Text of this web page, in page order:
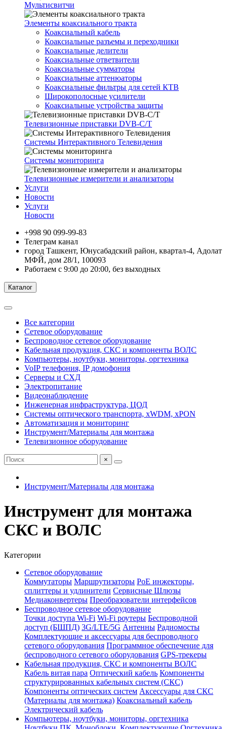
Мультисвитчи
Элементы коаксиального тракта
Коаксиальный кабель
Коаксиальные разъемы и переходники
Коаксиальные делители
Коаксиальные ответвители
Коаксиальные сумматоры
Коаксиальные аттенюаторы
Коаксиальные фильтры для сетей КТВ
Широкополосные усилители
Коаксиальные устройства защиты
Телевизионные приставки DVB-C/T
Системы Интерактивного Телевидения
Системы мониторинга
Телевизионные измерители и анализаторы
Услуги
Новости
Услуги
Новости
+998 90 099-99-83
Телеграм канал
город Ташкент, Юнусабадский район, квартал-4, Адолат
МФЙ, дом 28/1, 100093
Работаем с 9:00 до 20:00, без выходных
Каталог
Все категории
Сетевое оборудование
Беспроводное сетевое оборудование
Кабельная продукция, СКС и компоненты ВОЛС
Компьютеры, ноутбуки, мониторы, оргтехника
VoIP телефония, IP домофония
Серверы и СХД
Электропитание
Видеонаблюдение
Инженерная инфраструктура, ЦОД
Системы оптического транспорта, xWDM, xPON
Автоматизация и мониторинг
Инструмент/Материалы для монтажа
Телевизионное оборудование
×
Инструмент/Материалы для монтажа
Инструмент для монтажа
СКС и ВОЛС
Категории
Сетевое оборудование
Коммутаторы Маршрутизаторы PoE инжекторы,
сплиттеры и удлинители Сервисные Шлюзы
Медиаконвертеры Преобразователи интерфейсов
Беспроводное сетевое оборудование
Точки доступа Wi-Fi Wi-Fi роутеры Беспроводной
доступ (БШПД) 3G/LTE/5G Антенны Радиомосты
Комплектующие и аксессуары для беспроводного
сетевого оборудования Программное обеспечение для
беспроводного сетевого оборудования GPS-трекеры
Кабельная продукция, СКС и компоненты ВОЛС
Кабель витая пара Оптический кабель Компоненты
структурированных кабельных систем (СКС)
Компоненты оптических систем Аксессуары для СКС
(Материалы для монтажа) Коаксиальный кабель
Электрический кабель
Компьютеры, ноутбуки, мониторы, оргтехника